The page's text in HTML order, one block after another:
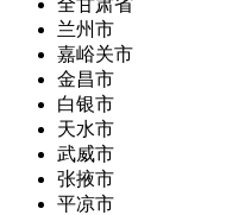
全甘肃省
兰州市
嘉峪关市
金昌市
白银市
天水市
武威市
张掖市
平凉市